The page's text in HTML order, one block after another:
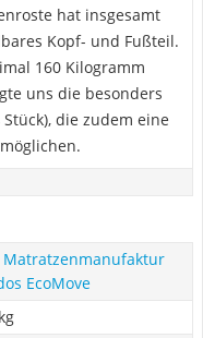
hat insgesamt
Kopf- und Fußteil.
160 Kilogramm
uns die besonders
die zudem eine
Matratzenmanufaktur
EcoMove